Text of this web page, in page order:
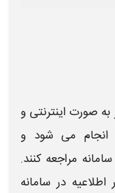
به صورت اینترنتی و
می شود و
سامانه مراجعه کنند.
اطلاعیه در سامانه